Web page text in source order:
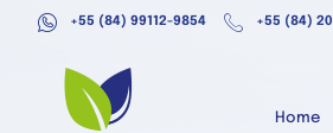
+55 (84) 99112-9854 +55 (84)
Home